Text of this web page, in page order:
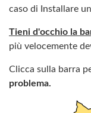
caso di Installare un
Tieni d'occhio la
più velocemente
Clicca sulla barra
problema.